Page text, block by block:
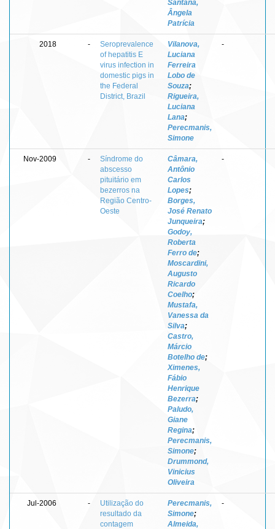
Santana,
Ângela
Patrícia
2018 -
Seroprevalence
of hepatitis E
virus infection in
domestic pigs in
the Federal
District, Brazil
Vilanova,
Luciana
Ferreira
Lobo de
Souza;
Rigueira,
Luciana
Lana;
Perecmanis,
Simone
-
Nov-2009 -
Síndrome do
abscesso
pituitário em
bezerros na
Região Centro-
Oeste
Câmara,
Antônio
Carlos
Lopes;
Borges,
José Renato
Junqueira;
Godoy,
Roberta
Ferro de;
Moscardini,
Augusto
Ricardo
Coelho;
Mustafa,
Vanessa da
Silva;
Castro,
Márcio
Botelho de;
Ximenes,
Fábio
Henrique
Bezerra;
Paludo,
Giane
Regina;
Perecmanis,
Simone;
Drummond,
Vinicius
Oliveira
-
Jul-2006 -
Utilização do
resultado da
contagem
Perecmanis,
Simone;
Almeida,
-